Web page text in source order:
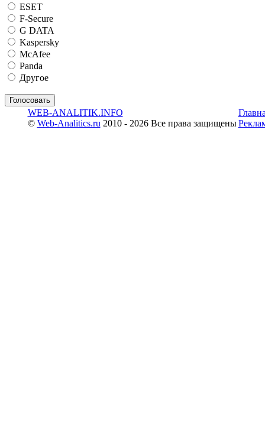
ESET
F-Secure
G DATA
Kaspersky
McAfee
Panda
Другое
WEB-ANALITIK.INFO
© Web-Analitics.ru 2010 - 2026 Все права защищены